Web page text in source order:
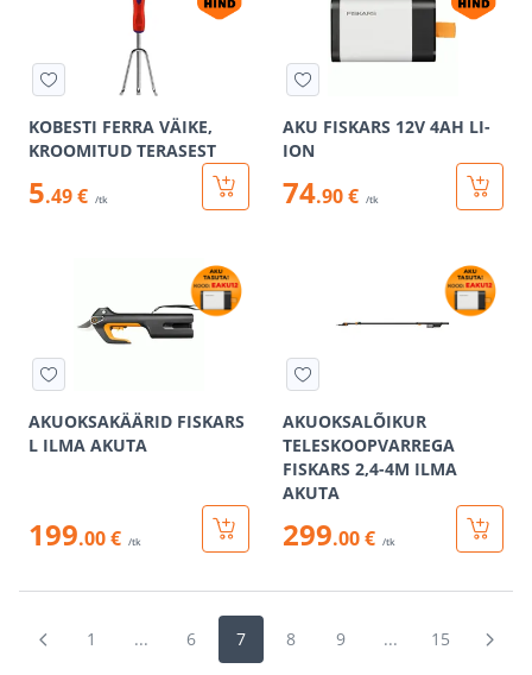
KOBESTI FERRA VÄIKE,
KROOMITUD TERASEST
5.49 € /tk
AKU FISKARS 12V 4AH LI-
ION
74.90 € /tk
AKUOKSAKÄÄRID FISKARS
L ILMA AKUTA
199.00 € /tk
AKUOKSALÕIKUR
TELESKOOPVARREGA
FISKARS 2,4-4M ILMA
AKUTA
299.00 € /tk
1 ... 6 7 8 9 ... 15